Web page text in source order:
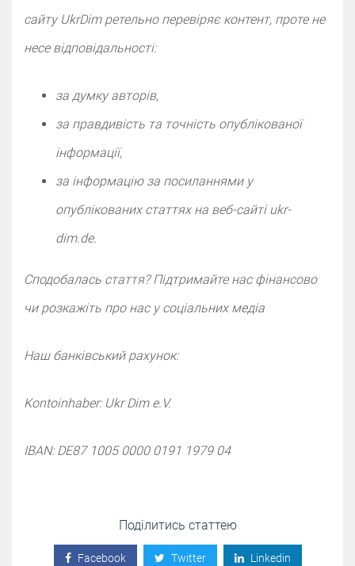
сайту UkrDim ретельно перевіряє контент, проте не
несе відповідальності:
за думку авторів,
за правдивість та точність опублікованої
інформації,
за інформацію за посиланнями у
опублікованих статтях на веб-сайті ukr-
dim.de.
Сподобалась стаття? Підтримайте нас фінансово
чи розкажіть про нас у cоціальних медіа
Наш банківський рахунок:
Kontoinhaber: Ukr Dim e.V.
IBAN: DE87 1005 0000 0191 1979 04
Поділитись статтею
Facebook Twitter Linkedin